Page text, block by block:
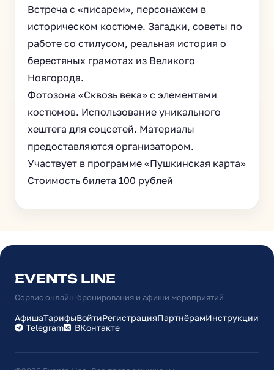
Встреча с «писарем», персонажем в
историческом костюме. Загадки, советы по
работе со стилусом, реальная история о
берестяных грамотах из Великого
Новгорода.
Фотозона «Сквозь века» с элементами
костюмов. Использование уникального
хештега для соцсетей. Материалы
предоставляются организатором.
Участвует в программе «Пушкинская карта»
Стоимость билета 100 рублей
EVENTS LINE
Сервис онлайн-бронирования и афиши мероприятий
АфишаТарифыВойтиРегистрацияПартнёрамИнструкции
Telegram
ВКонтакте